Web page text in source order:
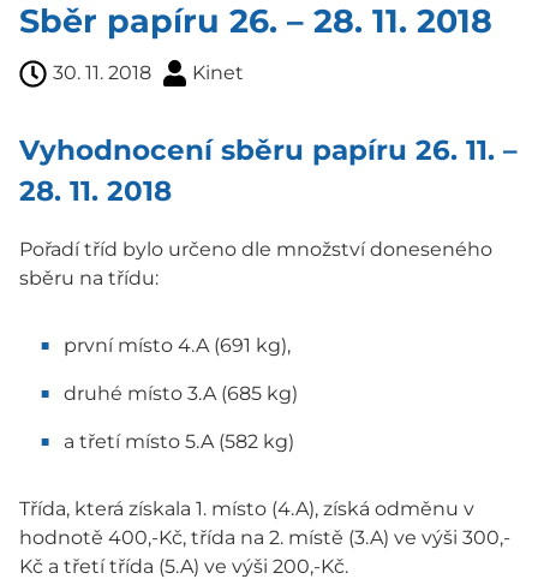
Sběr papíru 26. – 28. 11. 2018
30. 11. 2018 Kinet
Vyhodnocení sběru papíru 26. 11. –
28. 11. 2018
Pořadí tříd bylo určeno dle množství doneseného
sběru na třídu:
první místo 4.A (691 kg),
druhé místo 3.A (685 kg)
a třetí místo 5.A (582 kg)
Třída, která získala 1. místo (4.A), získá odměnu v
hodnotě 400,-Kč, třída na 2. místě (3.A) ve výši 300,-
Kč a třetí třída (5.A) ve výši 200,-Kč.